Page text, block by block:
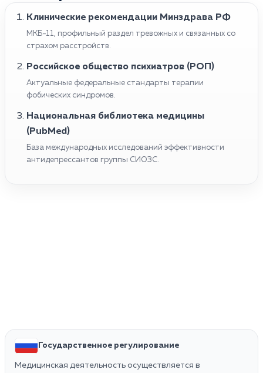
Клинические рекомендации Минздрава РФ
МКБ-11, профильный раздел тревожных и связанных со
страхом расстройств.
Российское общество психиатров (РОП)
Актуальные федеральные стандарты терапии
фобических синдромов.
Национальная библиотека медицины
(PubMed)
База международных исследований эффективности
антидепрессантов группы СИОЗС.
Государственное регулирование
Медицинская деятельность осуществляется в